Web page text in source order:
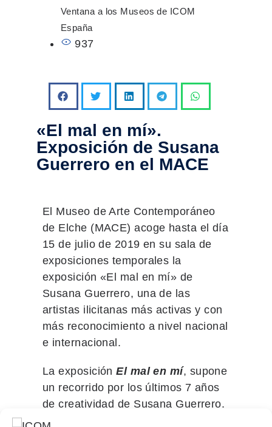
Ventana a los Museos de ICOM
España
937
«El mal en mí».
Exposición de Susana
Guerrero en el MACE
El Museo de Arte Contemporáneo
de Elche (MACE) acoge hasta el día
15 de julio de 2019 en su sala de
exposiciones temporales la
exposición «El mal en mí» de
Susana Guerrero, una de las
artistas ilicitanas más activas y con
más reconocimiento a nivel nacional
e internacional.
La exposiciónEl mal en mí, supone
un recorrido por los últimos 7 años
de creatividad de Susana Guerrero.
La sala de exposiciones temporales